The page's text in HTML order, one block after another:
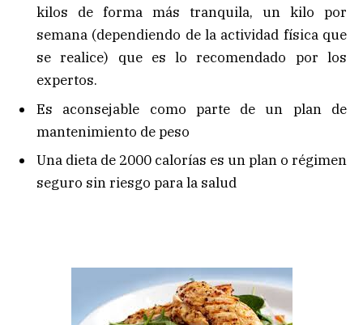
kilos de forma más tranquila, un kilo por
semana (dependiendo de la actividad física que
se realice) que es lo recomendado por los
expertos.
Es aconsejable como parte de un plan de
mantenimiento de peso
Una dieta de 2000 calorías es un plan o régimen
seguro sin riesgo para la salud